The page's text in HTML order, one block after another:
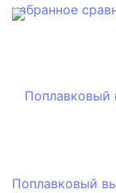
избранное
Поплавковый